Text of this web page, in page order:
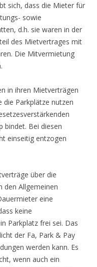
sich, dass die Mieter für
sowie
d.h. sie waren in der
des Mietvertrages mit
Die Mitvermietung
in ihren Mietverträgen
die Parkplätze nutzen
bindet. Bei diesen
einseitig entzogen
über die
den Allgemeinen
eine
keine
Parkplatz frei sei. Das
der Fa, Park & Pay
werden kann. Es
wenn auch ein